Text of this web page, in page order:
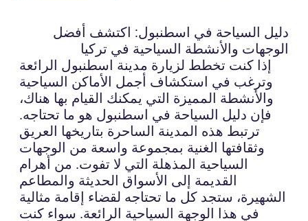
دليل السياحة في اسطنبول: اكتشف أفضل
الوجهات والأنشطة السياحية في تركيا
إذا كنت تخطط لزيارة مدينة اسطنبول الرائعة
وترغب في استكشاف أجمل الأماكن السياحية
والأنشطة المميزة التي يمكنك القيام بها هناك،
فإن دليل السياحة في اسطنبول هو ما تحتاجه.
ترتبط هذه المدينة الساحرة بتاريخها العريق
وثقافتها الغنية بمجموعة واسعة من الوجهات
السياحية المذهلة التي لا تفوت. من أهرام
القديمة إلى الأسواق الحديثة والمطاعم
الشهيرة، ستجد كل ما تحتاجه لقضاء إقامة مثالية
في هذا الوجهة السياحية الرائعة. سواء كنت